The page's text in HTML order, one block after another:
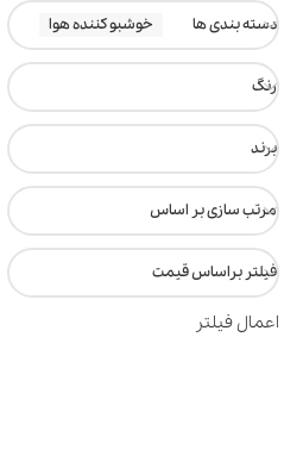
ترازو
دسته بندی ها خوشبو کننده هوا
رنگ
برند
مرتب سازی بر اساس
فیلتر براساس قیمت
اعمال فیلتر